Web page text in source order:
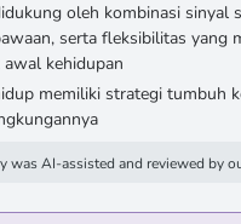
oleh kombinasi sinyal
serta fleksibilitas yang
awal kehidupan
memiliki strategi tumbuh
was AI-assisted and reviewed by